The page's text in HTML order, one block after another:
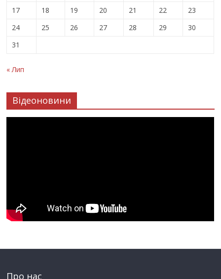
17
18 19 20 21 22
23
24
25 26 27 28 29
30
31
« Лип
Відеоновини
Про нас